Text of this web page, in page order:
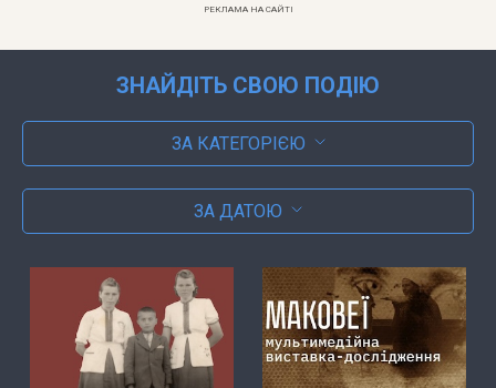
РЕКЛАМА НА САЙТІ
ЗНАЙДІТЬ СВОЮ ПОДІЮ
ЗА КАТЕГОРІЄЮ
ЗА ДАТОЮ